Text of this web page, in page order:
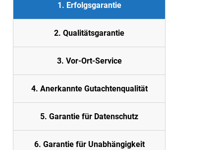
1. Erfolgsgarantie
2. Qualitätsgarantie
3. Vor-Ort-Service
4. Anerkannte Gutachtenqualität
5. Garantie für Datenschutz
6. Garantie für Unabhängigkeit